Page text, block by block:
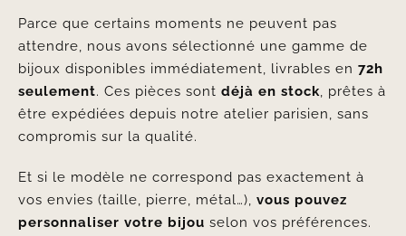
Parce que certains moments ne peuvent pas
attendre, nous avons sélectionné une gamme de
bijoux disponibles immédiatement, livrables en 72h
seulement. Ces pièces sont déjà en stock, prêtes à
être expédiées depuis notre atelier parisien, sans
compromis sur la qualité.
Et si le modèle ne correspond pas exactement à
vos envies (taille, pierre, métal…), vous pouvez
personnaliser votre bijou selon vos préférences.